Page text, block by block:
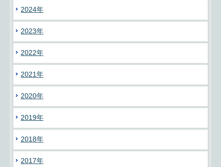
2024年
2023年
2022年
2021年
2020年
2019年
2018年
2017年